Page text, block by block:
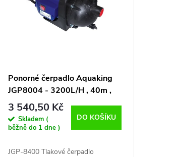
Ponorné čerpadlo Aquaking
JGP8004 - 3200L/H , 40m ,
800W
3 540,50 Kč
Skladem (
běžně do 1 dne )
DO KOŠÍKU
JGP-8400 Tlakové čerpadlo